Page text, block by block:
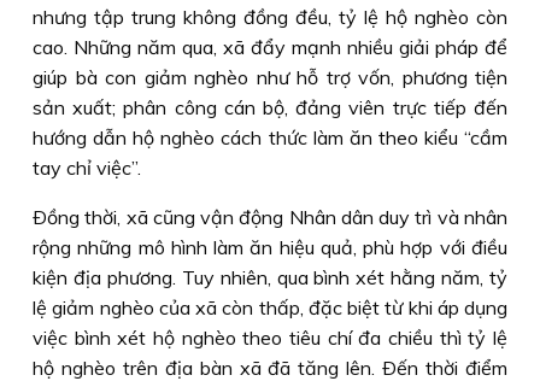
nhưng tập trung không đồng đều, tỷ lệ hộ nghèo còn
cao. Những năm qua, xã đẩy mạnh nhiều giải pháp để
giúp bà con giảm nghèo như hỗ trợ vốn, phương tiện
sản xuất; phân công cán bộ, đảng viên trực tiếp đến
hướng dẫn hộ nghèo cách thức làm ăn theo kiểu “cầm
tay chỉ việc”.
Ðồng thời, xã cũng vận động Nhân dân duy trì và nhân
rộng những mô hình làm ăn hiệu quả, phù hợp với điều
kiện địa phương. Tuy nhiên, qua bình xét hằng năm, tỷ
lệ giảm nghèo của xã còn thấp, đặc biệt từ khi áp dụng
việc bình xét hộ nghèo theo tiêu chí đa chiều thì tỷ lệ
hộ nghèo trên địa bàn xã đã tăng lên. Ðến thời điểm